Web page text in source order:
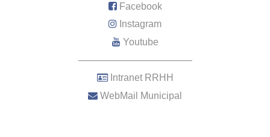
Facebook
Instagram
Youtube
–––––––––––––––––––––
Intranet RRHH
WebMail Municipal